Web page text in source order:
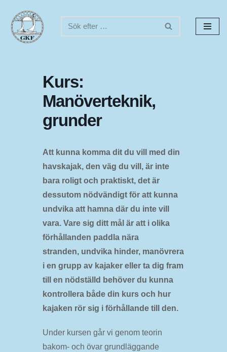
Hoppa
till
Kurs:
Manöverteknik,
grunder
Att kunna komma dit du vill med din
havskajak, den väg du vill, är inte
bara roligt och praktiskt, det är
dessutom nödvändigt för att kunna
undvika att hamna där du inte vill
vara. Vare sig ditt mål är att i olika
förhållanden paddla nära
stranden, undvika hinder, manövrera
i en grupp av kajaker eller ta dig fram
till en nödställd behöver du kunna
kontrollera både din kurs och hur
kajaken rör sig i förhållande till den.
Under kursen går vi genom teorin
bakom- och övar grundläggande